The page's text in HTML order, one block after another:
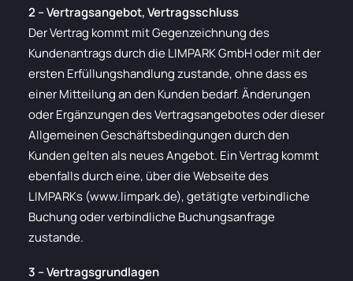
2 – Vertragsangebot, Vertragsschluss
Der Vertrag kommt mit Gegenzeichnung des
Kundenantrags durch die LIMPARK GmbH oder mit der
ersten Erfüllungshandlung zustande, ohne dass es
einer Mitteilung an den Kunden bedarf. Änderungen
oder Ergänzungen des Vertragsangebotes oder dieser
Allgemeinen Geschäftsbedingungen durch den
Kunden gelten als neues Angebot. Ein Vertrag kommt
ebenfalls durch eine, über die Webseite des
LIMPARKs (www.limpark.de), getätigte verbindliche
Buchung oder verbindliche Buchungsanfrage
zustande.
3 – Vertragsgrundlagen